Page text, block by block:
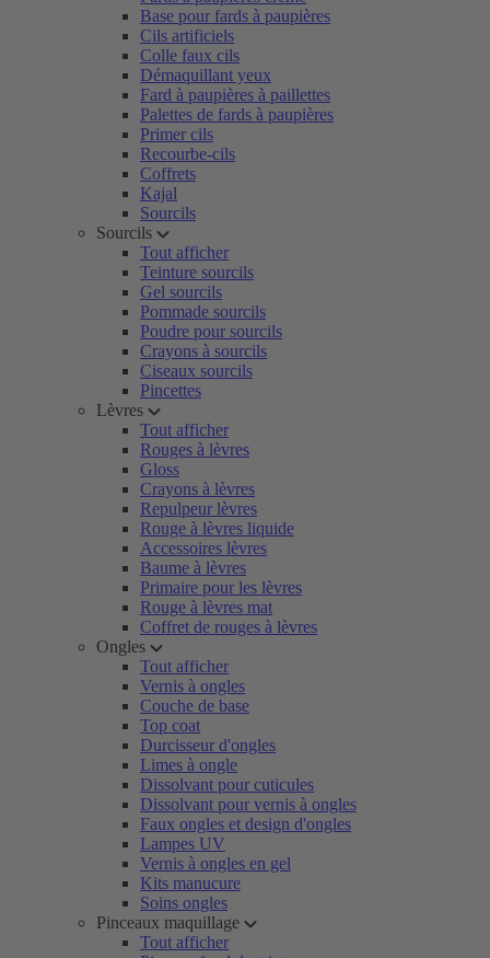
Base pour fards à paupières
Cils artificiels
Colle faux cils
Démaquillant yeux
Fard à paupières à paillettes
Palettes de fards à paupières
Primer cils
Recourbe-cils
Coffrets
Kajal
Sourcils
Sourcils
Tout afficher
Teinture sourcils
Gel sourcils
Pommade sourcils
Poudre pour sourcils
Crayons à sourcils
Ciseaux sourcils
Pincettes
Lèvres
Tout afficher
Rouges à lèvres
Gloss
Crayons à lèvres
Repulpeur lèvres
Rouge à lèvres liquide
Accessoires lèvres
Baume à lèvres
Primaire pour les lèvres
Rouge à lèvres mat
Coffret de rouges à lèvres
Ongles
Tout afficher
Vernis à ongles
Couche de base
Top coat
Durcisseur d'ongles
Limes à ongle
Dissolvant pour cuticules
Dissolvant pour vernis à ongles
Faux ongles et design d'ongles
Lampes UV
Vernis à ongles en gel
Kits manucure
Soins ongles
Pinceaux maquillage
Tout afficher